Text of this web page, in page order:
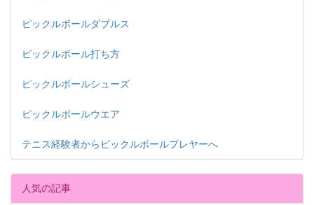
ピックルボールダブルス
ピックルボール打ち方
ピックルボールシューズ
ピックルボールウエア
テニス経験者からピックルボールプレヤーへ
人気の記事